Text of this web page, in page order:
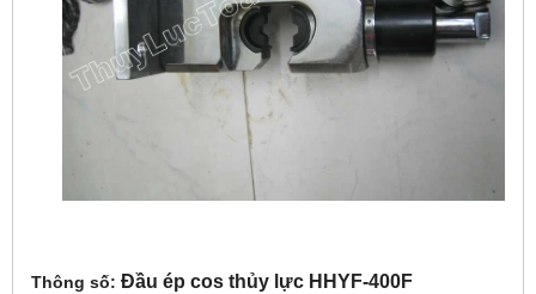
Thông số: Đầu ép cos thủy lực HHYF-400F